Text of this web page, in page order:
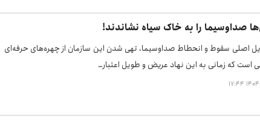
صداوسیما را به خاک سیاه نشاندند!
اصلی سقوط و انحطاط صداوسیما، تهی شدن این سازمان از چهره‌های حرفه‌ای
است که زمانی به این نهاد عریض و طویل اعتبار…
۱۷:۴۴